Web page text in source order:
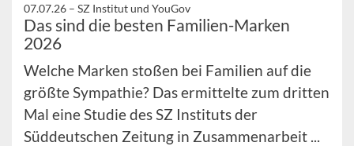
07.07.26 – SZ Institut und YouGov
Das sind die besten Familien-Marken
2026
Welche Marken stoßen bei Familien auf die
größte Sympathie? Das ermittelte zum dritten
Mal eine Studie des SZ Instituts der
Süddeutschen Zeitung in Zusammenarbeit ...